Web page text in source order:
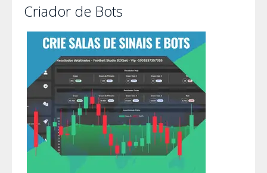
Criador de Bots